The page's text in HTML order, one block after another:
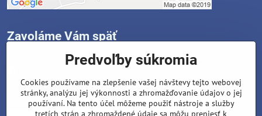
Zavoláme Vám späť
Váš telefón*
Predvoľby súkromia
Cookies používame na zlepšenie vašej návštevy tejto webovej
stránky, analýzu jej výkonnosti a zhromažďovanie údajov o jej
používaní. Na tento účel môžeme použiť nástroje a služby
tretích strán a zhromaždené údaje sa môžu preniesť k